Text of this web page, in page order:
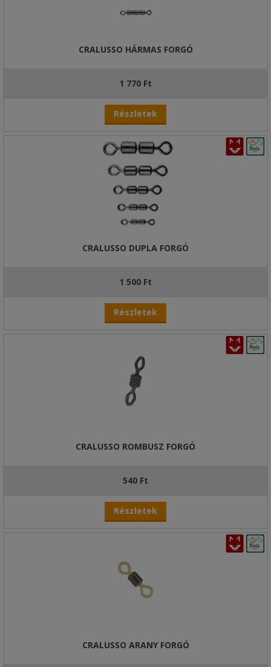
CRALUSSO HÁRMAS FORGÓ
1 770 Ft
Részletek
CRALUSSO DUPLA FORGÓ
1 500 Ft
Részletek
CRALUSSO ROMBUSZ FORGÓ
540 Ft
Részletek
CRALUSSO ARANY FORGÓ